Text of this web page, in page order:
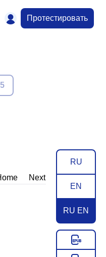
Протестировать
RU
EN
RU EN
Next